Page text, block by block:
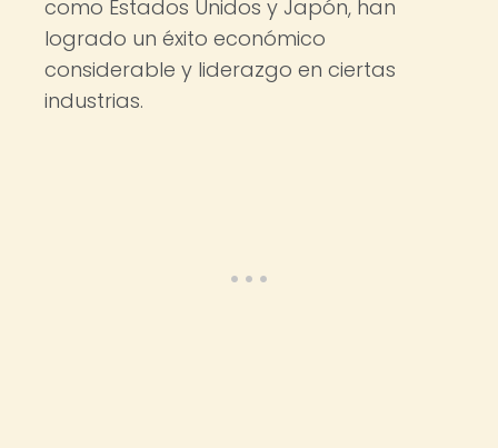
como Estados Unidos y Japón, han
logrado un éxito económico
considerable y liderazgo en ciertas
industrias.